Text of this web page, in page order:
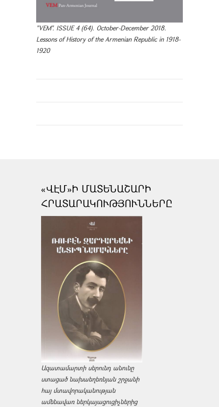
"VEM". ISSUE 4 (64). October-December 2018.
Lessons of History of the Armenian Republic in 1918-
1920
«ՎԷՄ»Ի ՄԱՏԵՆԱՇԱՐԻ
ՀՐԱՏԱՐԱԿՈՒԹՅՈՒՆՆԵՐԸ
Ազատամարտի սերունդ անունը
ստացած նախաեղեռնյան շրջանի
հայ մտավորականության
ամենավառ ներկայացուցիչներից